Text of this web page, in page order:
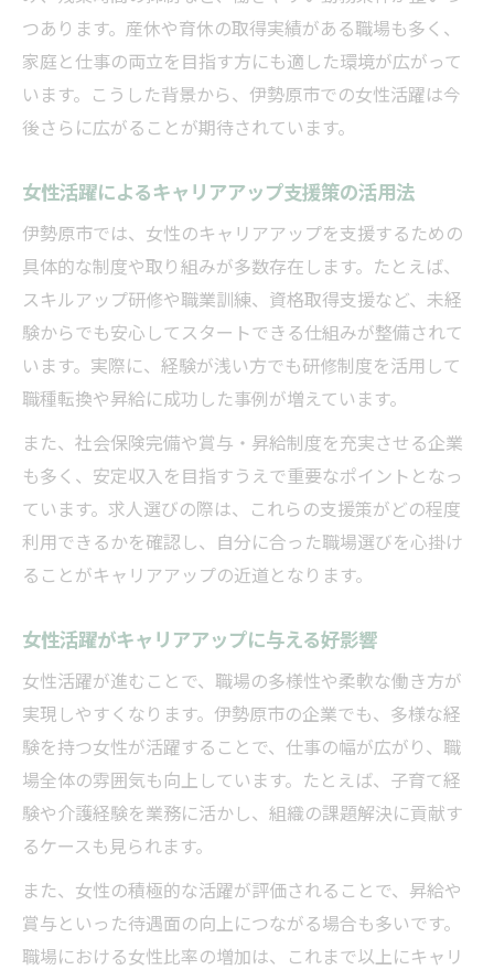
つあります。産休や育休の取得実績がある職場も多く、
家庭と仕事の両立を目指す方にも適した環境が広がって
います。こうした背景から、伊勢原市での女性活躍は今
後さらに広がることが期待されています。
女性活躍によるキャリアアップ支援策の活用法
伊勢原市では、女性のキャリアアップを支援するための
具体的な制度や取り組みが多数存在します。たとえば、
スキルアップ研修や職業訓練、資格取得支援など、未経
験からでも安心してスタートできる仕組みが整備されて
います。実際に、経験が浅い方でも研修制度を活用して
職種転換や昇給に成功した事例が増えています。
また、社会保険完備や賞与・昇給制度を充実させる企業
も多く、安定収入を目指すうえで重要なポイントとなっ
ています。求人選びの際は、これらの支援策がどの程度
利用できるかを確認し、自分に合った職場選びを心掛け
ることがキャリアアップの近道となります。
女性活躍がキャリアアップに与える好影響
女性活躍が進むことで、職場の多様性や柔軟な働き方が
実現しやすくなります。伊勢原市の企業でも、多様な経
験を持つ女性が活躍することで、仕事の幅が広がり、職
場全体の雰囲気も向上しています。たとえば、子育て経
験や介護経験を業務に活かし、組織の課題解決に貢献す
るケースも見られます。
また、女性の積極的な活躍が評価されることで、昇給や
賞与といった待遇面の向上につながる場合も多いです。
職場における女性比率の増加は、これまで以上にキャリ